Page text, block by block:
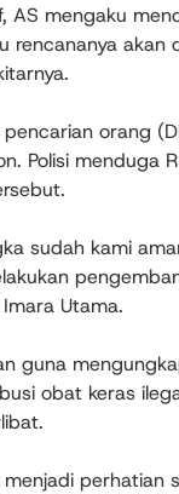
AS mengaku
akan
orang
Polisi
sudah kami
Utama.
guna
obat keras